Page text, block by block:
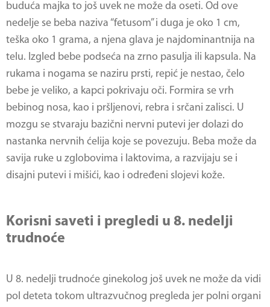
buduća majka to još uvek ne može da oseti. Od ove
nedelje se beba naziva “fetusom” i duga je oko 1 cm,
teška oko 1 grama, a njena glava je najdominantnija na
telu. Izgled bebe podseća na zrno pasulja ili kapsula. Na
rukama i nogama se naziru prsti, repić je nestao, čelo
bebe je veliko, a kapci pokrivaju oči. Formira se vrh
bebinog nosa, kao i pršljenovi, rebra i srčani zalisci. U
mozgu se stvaraju bazični nervni putevi jer dolazi do
nastanka nervnih ćelija koje se povezuju. Beba može da
savija ruke u zglobovima i laktovima, a razvijaju se i
disajni putevi i mišići, kao i određeni slojevi kože.
Korisni saveti i pregledi u 8. nedelji
trudnoće
U 8. nedelji trudnoće ginekolog još uvek ne može da vidi
pol deteta tokom ultrazvučnog pregleda jer polni organi